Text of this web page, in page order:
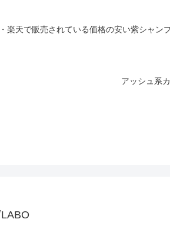
楽天で販売されている価格の安い紫シャン
アッシュ系